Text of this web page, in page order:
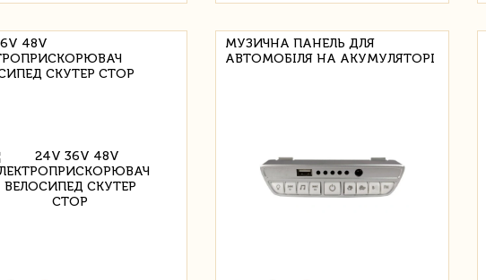
48V
СКУТЕР СТОР
МУЗИЧНА ПАНЕЛЬ ДЛЯ
АВТОМОБІЛЯ НА АКУМУЛЯТОРІ